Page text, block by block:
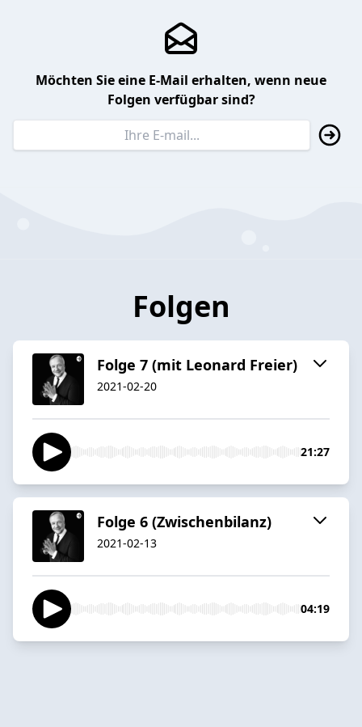
Möchten Sie eine E-Mail erhalten, wenn neue
Folgen verfügbar sind?
Folgen
Folge 7 (mit Leonard Freier)
2021-02-20
21:27
Folge 6 (Zwischenbilanz)
2021-02-13
04:19